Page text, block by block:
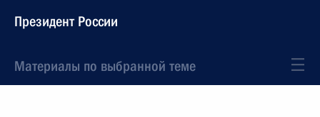
Президент России
Материалы по выбранной теме